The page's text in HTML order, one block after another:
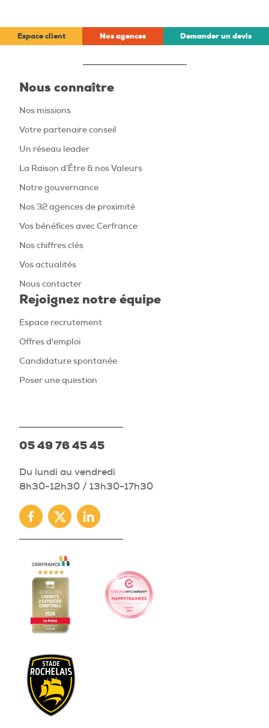
Espace client Nos agences Demander un devis
Nous connaître
Nos missions
Votre partenaire conseil
Un réseau leader
La Raison d’Être & nos Valeurs
Notre gouvernance
Nos 32 agences de proximité
Vos bénéfices avec Cerfrance
Nos chiffres clés
Vos actualités
Nous contacter
Rejoignez notre équipe
Espace recrutement
Offres d'emploi
Candidature spontanée
Poser une question
05 49 76 45 45
Du lundi au vendredi
8h30-12h30 / 13h30-17h30
Facebook
TwitterLinkedin